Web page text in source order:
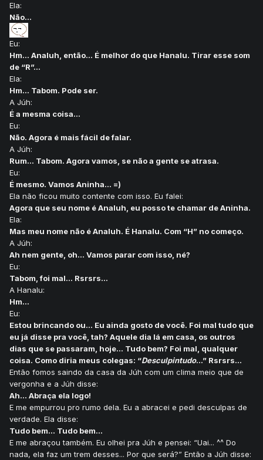
Ela:
Não...
Eu:
Hm... Analuh, então... É melhor do que Hanalu. Tirar esse som
de “R”...
Ela:
Hm... Tabom. Pode ser.
A Júh:
É a mesma coisa...
Eu:
Não. Agora é mais fácil de falar.
A Júh:
Rum... Tabom. Agora vamos, se não a gente se atrasa.
Eu:
É mesmo. Vamos Aninha... =)
Ela não ficou muito contente com isso. Eu falei:
Agora que seu nome é Analuh, eu posso te chamar de Aninha.
Ela:
Mas meu nome não é Analuh. É Hanalu. Com “H” no começo.
A Júh:
Ah nem gente, oh... Vamos parar com isso, né?
Eu:
Tabom, foi mal... Rsrsrs...
A Hanalu:
Hm...
Eu:
Estou brincando ou... Eu ainda gosto de você. Foi mal tudo que
eu já disse pra você, tah? Aquele dia lá em casa, os outros
dias que se passaram, hoje... Tudo bem? Foi mal, qualquer
coisa. Como diria meus colegas: “Desculpintudo...” Rsrsrs...
Então fomos saindo da casa da Júh com um clima meio que de
vergonha e a Júh disse:
Ah... Abraça ela logo!
E me empurrou pro rumo dela. Eu a abracei e pedi desculpas de
verdade. Ela disse:
Tudo bem... Tudo bem...
E me abraçou também. Eu olhei pra Júh e pensei: “Uai... ^^ Do
nada, ela faz um trem desses... Por que será?” Então a Júh disse: